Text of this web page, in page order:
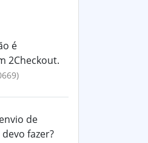
é
2Checkout.
de
fazer?